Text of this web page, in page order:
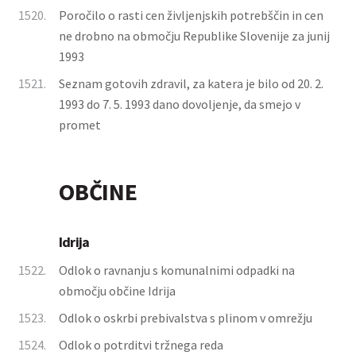
1520.
Poročilo o rasti cen življenjskih potrebščin in cen
ne drobno na območju Republike Slovenije za junij
1993
1521.
Seznam gotovih zdravil, za katera je bilo od 20. 2.
1993 do 7. 5. 1993 dano dovoljenje, da smejo v
promet
OBČINE
Idrija
1522.
Odlok o ravnanju s komunalnimi odpadki na
območju občine Idrija
1523.
Odlok o oskrbi prebivalstva s plinom v omrežju
1524.
Odlok o potrditvi tržnega reda